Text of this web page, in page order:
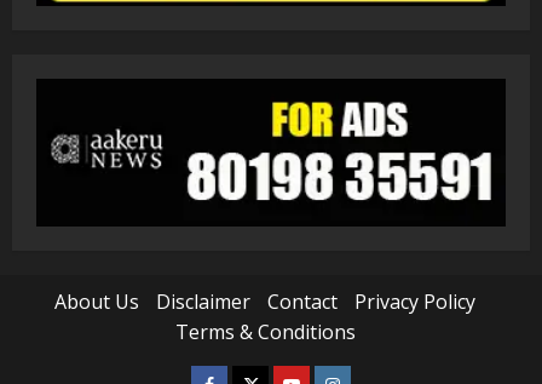
About Us Disclaimer Contact
Privacy Policy
Terms & Conditions